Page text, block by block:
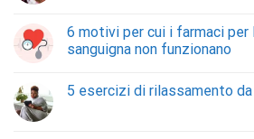
6 motivi per cui i farmaci per
sanguigna non funzionano
5 esercizi di rilassamento